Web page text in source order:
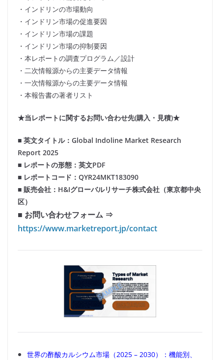
・インドリンの市場動向
・インドリン市場の促進要因
・インドリン市場の課題
・インドリン市場の抑制要因
・本レポートの調査プログラム／設計
・二次情報源からの主要データ情報
・一次情報源からの主要データ情報
・本報告書の著者リスト
★当レポートに関するお問い合わせ先(購入・見積)★
■ 英文タイトル：Global Indoline Market Research
Report 2025
■ レポートの形態：英文PDF
■ レポートコード：QYR24MKT183090
■ 販売会社：H&Iグローバルリサーチ株式会社（東京都中央
区）
■ お問い合わせフォーム ⇒
https://www.marketreport.jp/contact
世界の酢酸カルシウム市場（2025 – 2030）：機能別、